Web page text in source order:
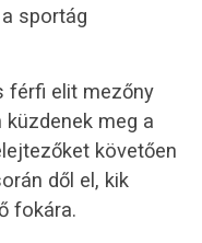
sportág
férfi elit mezőny
meg a
követően
dől el, kik
fokára.